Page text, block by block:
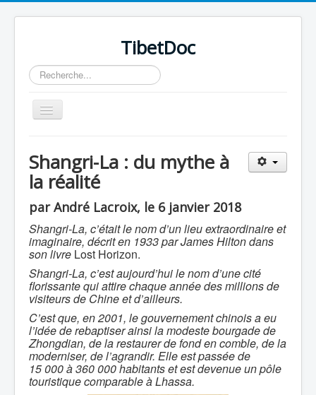
TibetDoc
Rechercher
Basculer
la
Shangri-La : du mythe à
la réalité
par André Lacroix, le 6 janvier 2018
Shangri-La, c’était le nom d’un lieu extraordinaire et
imaginaire, décrit en 1933 par James Hilton dans
son livre Lost Horizon.
Shangri-La, c’est aujourd’hui le nom d’une cité
florissante qui attire chaque année des millions de
visiteurs de Chine et d’ailleurs.
C’est que, en 2001, le gouvernement chinois a eu
l’idée de rebaptiser ainsi la modeste bourgade de
Zhongdian, de la restaurer de fond en comble, de la
moderniser, de l’agrandir. Elle est passée de
15 000 à 360 000 habitants et est devenue un pôle
touristique comparable à Lhassa.